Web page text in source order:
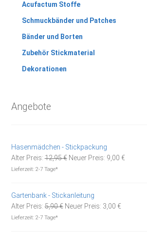
Acufactum Stoffe
Schmuckbänder und Patches
Bänder und Borten
Zubehör Stickmaterial
Dekorationen
Angebote
Hasenmädchen - Stickpackung
Alter Preis: 12,95€ Ursprünglicher
Neuer Preis: 9,00 €Aktueller
Lieferzeit: 2-7 Tage*
Gartenbank - Stickanleitung
Alter Preis: 5,90€ Ursprünglicher
Neuer Preis: 3,00 €Aktueller
Lieferzeit: 2-7 Tage*